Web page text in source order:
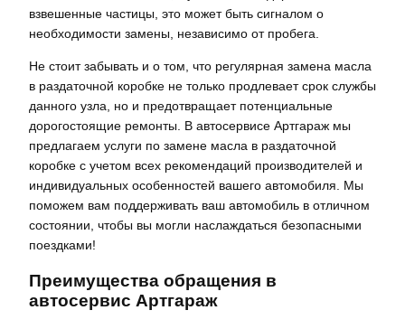
взвешенные частицы, это может быть сигналом о
необходимости замены, независимо от пробега.
Не стоит забывать и о том, что регулярная замена масла
в раздаточной коробке не только продлевает срок службы
данного узла, но и предотвращает потенциальные
дорогостоящие ремонты. В автосервисе Артгараж мы
предлагаем услуги по замене масла в раздаточной
коробке с учетом всех рекомендаций производителей и
индивидуальных особенностей вашего автомобиля. Мы
поможем вам поддерживать ваш автомобиль в отличном
состоянии, чтобы вы могли наслаждаться безопасными
поездками!
Преимущества обращения в
автосервис Артгараж